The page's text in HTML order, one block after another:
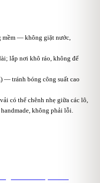
mềm — không giặt nước,
lắp nơi khô ráo, không để
— tránh bóng công suất cao
có thể chênh nhẹ giữa các lô,
không phải lỗi.